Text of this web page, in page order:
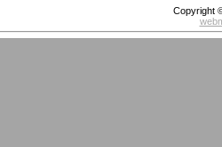
Copyright